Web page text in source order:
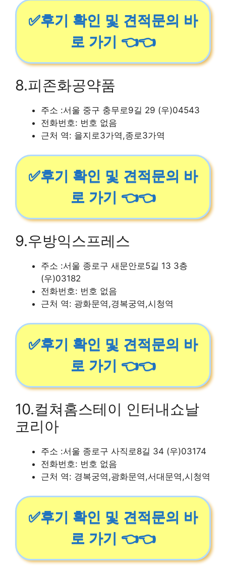
✅후기 확인 및 견적문의 바
로 가기 👈👈
8.피존화공약품
주소 :서울 중구 충무로9길 29 (우)04543
전화번호: 번호 없음
근처 역: 을지로3가역,종로3가역
✅후기 확인 및 견적문의 바
로 가기 👈👈
9.우방익스프레스
주소 :서울 종로구 새문안로5길 13 3층
(우)03182
전화번호: 번호 없음
근처 역: 광화문역,경복궁역,시청역
✅후기 확인 및 견적문의 바
로 가기 👈👈
10.컬쳐홈스테이 인터내쇼날
코리아
주소 :서울 종로구 사직로8길 34 (우)03174
전화번호: 번호 없음
근처 역: 경복궁역,광화문역,서대문역,시청역
✅후기 확인 및 견적문의 바
로 가기 👈👈